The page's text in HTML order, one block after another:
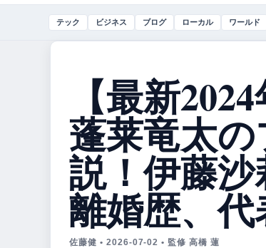
テック ビジネス ブログ ローカル ワールド
【最新2024
蓬莱竜太
説！伊藤沙
離婚歴、
佐藤健 • 2026-07-02 • 監修 高橋 蓮